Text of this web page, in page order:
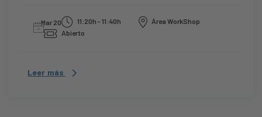
Mar 20 11:20h - 11:40h
Área WorkShop
Abierto
Leer más